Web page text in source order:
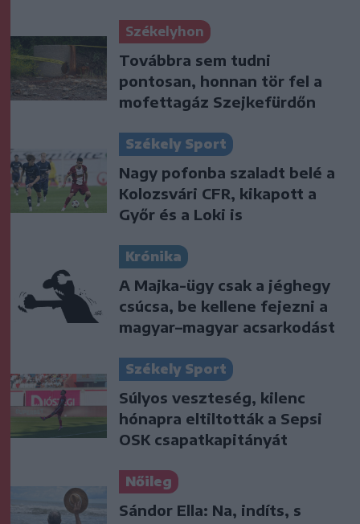
Székelyhon
Továbbra sem tudni
pontosan, honnan tör fel a
mofettagáz Szejkefürdőn
Székely Sport
Nagy pofonba szaladt belé a
Kolozsvári CFR, kikapott a
Győr és a Loki is
Krónika
A Majka-ügy csak a jéghegy
csúcsa, be kellene fejezni a
magyar–magyar acsarkodást
Székely Sport
Súlyos veszteség, kilenc
hónapra eltiltották a Sepsi
OSK csapatkapitányát
Nőileg
Sándor Ella: Na, indíts, s